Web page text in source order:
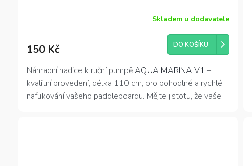
je
z
5
hvězdiček.
Skladem u dodavatele
150 Kč DO KOŠÍKU
Náhradní hadice k ruční pumpěAQUA MARINA V1 –
kvalitní provedení, délka 110 cm, pro pohodlné a rychlé
nafukování vašeho paddleboardu. Mějte jistotu, že vaše